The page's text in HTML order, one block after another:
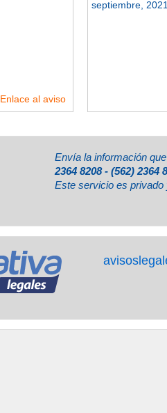
Enlace al aviso
septiembre,
Envía la información
2364 8208 - (562) 2364
Este servicio es privado